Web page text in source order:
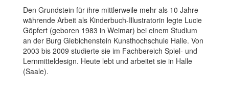
Den Grundstein für ihre mittlerweile mehr als 10 Jahre
währende Arbeit als Kinderbuch-Illustratorin legte Lucie
Göpfert (geboren 1983 in Weimar) bei einem Studium
an der Burg Giebichenstein Kunsthochschule Halle. Von
2003 bis 2009 studierte sie im Fachbereich Spiel- und
Lernmitteldesign. Heute lebt und arbeitet sie in Halle
(Saale).